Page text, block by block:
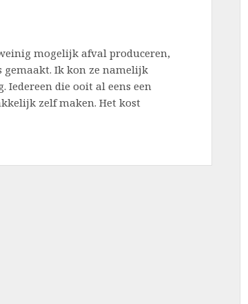
mogelijk afval produceren,
Ik kon ze namelijk
Iedereen die ooit al eens een
zelf maken. Het kost